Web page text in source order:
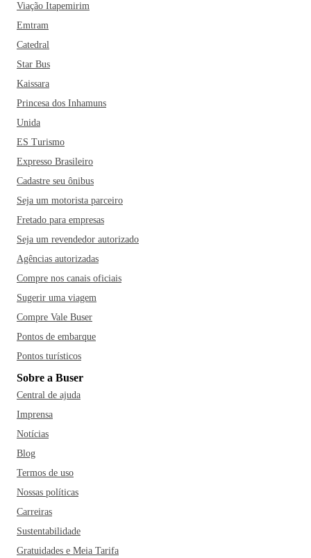
Viação Itapemirim
Emtram
Catedral
Star Bus
Kaissara
Princesa dos Inhamuns
Unida
ES Turismo
Expresso Brasileiro
Cadastre seu ônibus
Seja um motorista parceiro
Fretado para empresas
Seja um revendedor autorizado
Agências autorizadas
Compre nos canais oficiais
Sugerir uma viagem
Compre Vale Buser
Pontos de embarque
Pontos turísticos
Sobre a Buser
Central de ajuda
Imprensa
Notícias
Blog
Termos de uso
Nossas políticas
Carreiras
Sustentabilidade
Gratuidades e Meia Tarifa